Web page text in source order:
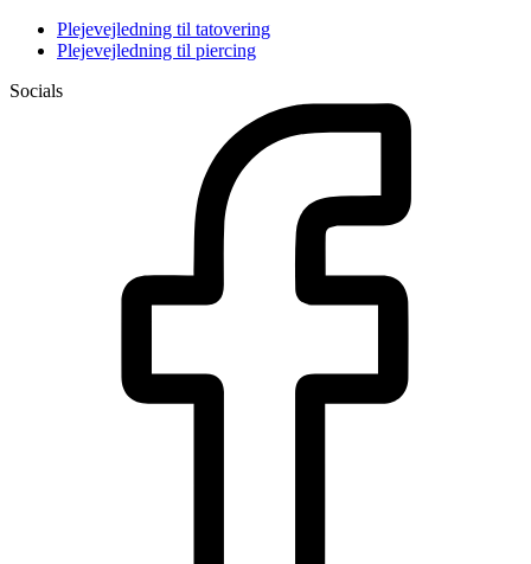
Plejevejledning til tatovering
Plejevejledning til piercing
Socials